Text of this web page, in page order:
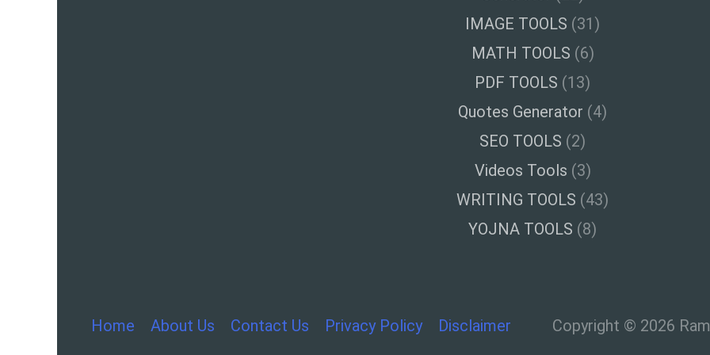
IMAGE TOOLS (31)
MATH TOOLS (6)
PDF TOOLS (13)
Quotes Generator (4)
SEO TOOLS (2)
Videos Tools (3)
WRITING TOOLS (43)
YOJNA TOOLS (8)
Home About Us Contact Us Privacy Policy Disclaimer Copyright © 2026